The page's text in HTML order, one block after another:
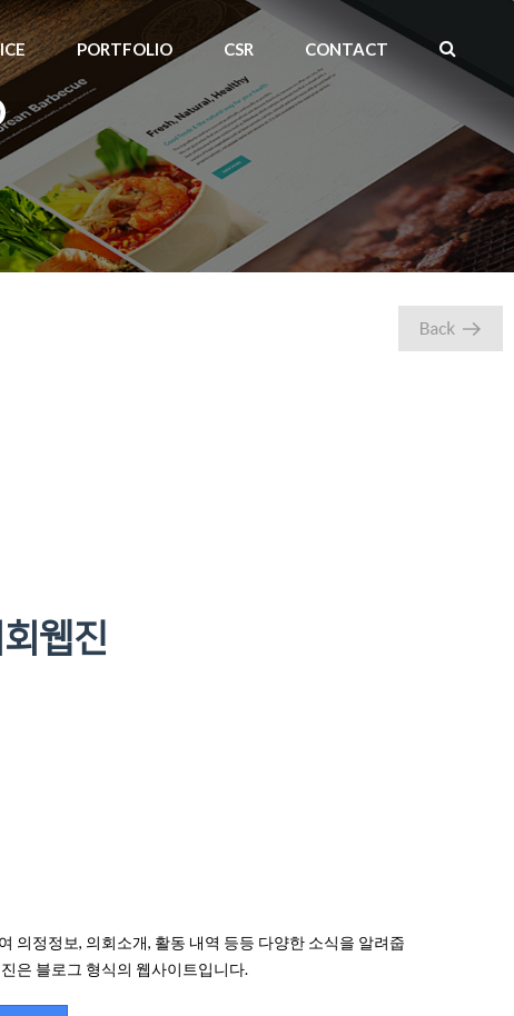
PORTFOLIO CSR CONTACT
웹진
의정정보, 의회소개, 활동 내역 등등 다양한 소식을 알려줍
은 블로그 형식의 웹사이트입니다.